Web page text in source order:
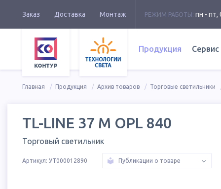
Заказ Доставка Монтаж РЕЖИМ РАБОТЫ: пн - пт,
Продукция Сервис
Главная Продукция Архив товаров Торговые светильники
TL-LINE 37 M OPL 840
Торговый светильник
Артикул: УТ000012890 Публикации о товаре